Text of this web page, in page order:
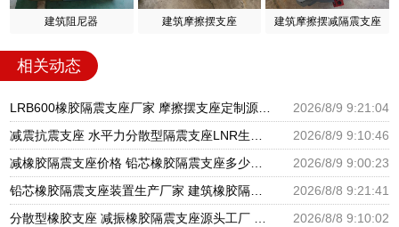
建筑阻尼器 建筑摩擦摆支座 建筑摩擦摆减隔震支座
相关动态
2026/8/9 9:21:04
2026/8/9 9:10:46
2026/8/9 9:00:23
2026/8/8 9:21:41
2026/8/8 9:10:02